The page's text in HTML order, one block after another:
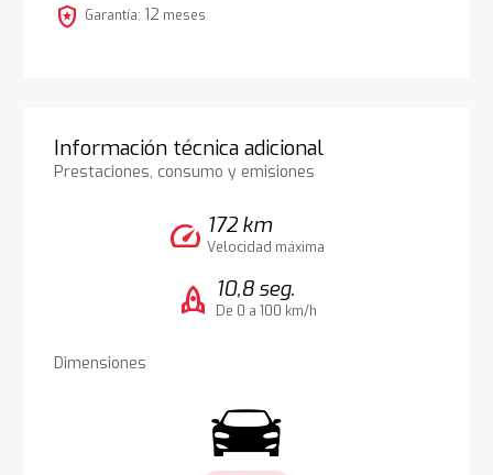
local_police Garantía: 12 meses
Información técnica adicional
Prestaciones, consumo y emisiones
speed 172 km
Velocidad máxima
rocket 10,8 seg.
De 0 a 100 km/h
Dimensiones